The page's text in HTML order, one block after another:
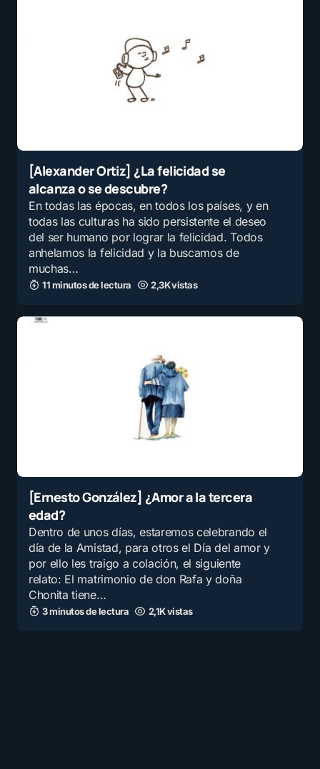
[Alexander Ortiz] ¿La felicidad se
alcanza o se descubre?
En todas las épocas, en todos los países, y en
todas las culturas ha sido persistente el deseo
del ser humano por lograr la felicidad. Todos
anhelamos la felicidad y la buscamos de
muchas…
11 minutos de lectura 2,3K vistas
[Ernesto González] ¿Amor a la tercera
edad?
Dentro de unos días, estaremos celebrando el
día de la Amistad, para otros el Día del amor y
por ello les traigo a colación, el siguiente
relato: El matrimonio de don Rafa y doña
Chonita tiene…
3 minutos de lectura 2,1K vistas